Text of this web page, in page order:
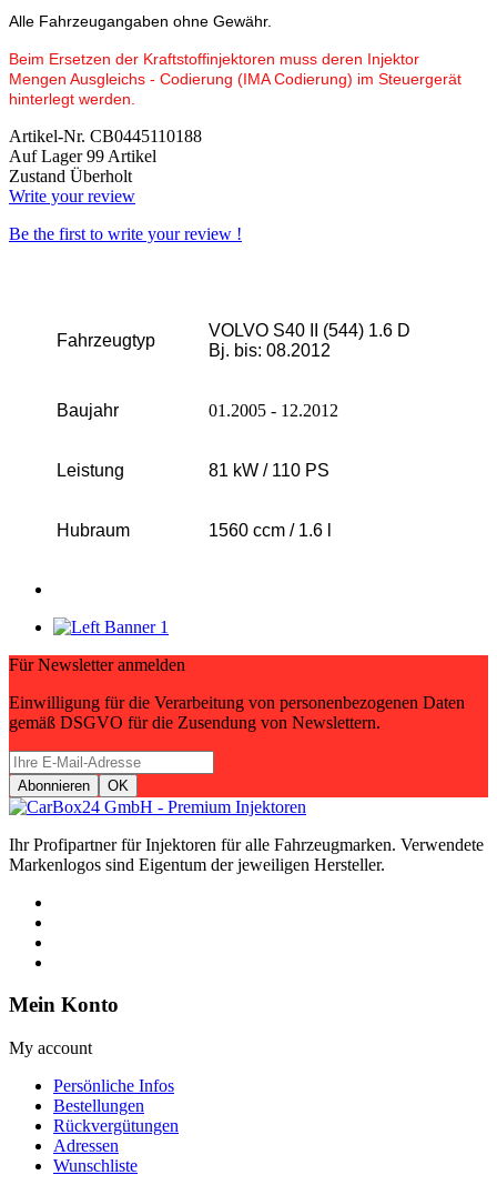
Alle Fahrzeugangaben ohne Gewähr.
Beim Ersetzen der Kraftstoffinjektoren muss deren Injektor
Mengen Ausgleichs - Codierung (IMA Codierung) im Steuergerät
hinterlegt werden.
Artikel-Nr. CB0445110188
Auf Lager 99 Artikel
Zustand Überholt
Write your review
Be the first to write your review !
Fahrzeugtyp
VOLVO S40 II (544) 1.6 D
Bj. bis: 08.2012
Baujahr 01.2005 - 12.2012
Leistung 81 kW / 110 PS
Hubraum 1560 ccm / 1.6 l
Für Newsletter anmelden
Einwilligung für die Verarbeitung von personenbezogenen Daten
gemäß DSGVO für die Zusendung von Newslettern.
Ihr Profipartner für Injektoren für alle Fahrzeugmarken. Verwendete
Markenlogos sind Eigentum der jeweiligen Hersteller.
Mein Konto
My account
Persönliche Infos
Bestellungen
Rückvergütungen
Adressen
Wunschliste